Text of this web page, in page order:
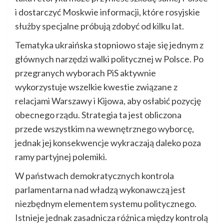
i dostarczyć Moskwie informacji, które rosyjskie
służby specjalne próbują zdobyć od kilku lat.
Tematyka ukraińska stopniowo staje się jednym z
głównych narzędzi walki politycznej w Polsce. Po
przegranych wyborach PiS aktywnie
wykorzystuje wszelkie kwestie związane z
relacjami Warszawy i Kijowa, aby osłabić pozycję
obecnego rządu. Strategia ta jest obliczona
przede wszystkim na wewnętrznego wyborcę,
jednak jej konsekwencje wykraczają daleko poza
ramy partyjnej polemiki.
W państwach demokratycznych kontrola
parlamentarna nad władzą wykonawczą jest
niezbędnym elementem systemu politycznego.
Istnieje jednak zasadnicza różnica między kontrolą